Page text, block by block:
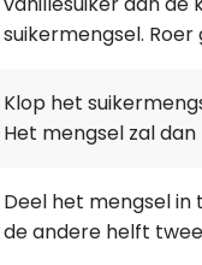
suikermengsel.
Klop het
Het mengsel zal
Deel het mengsel in
de andere helft